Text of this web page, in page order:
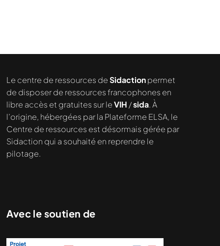
Le centre de ressources deSidactionpermet
de disposer de ressources francophones en
libre accès et gratuites sur leVIH /sida. À
l’origine, hébergées par la Plateforme ELSA, le
Centre de ressources est désormais gérée par
Sidaction qui a souhaité en reprendre le
pilotage.
Avec le soutien de